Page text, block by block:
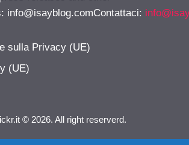
info@isayblog.comContattaci:
sulla Privacy (UE)
(UE)
© 2026. All right reserverd.